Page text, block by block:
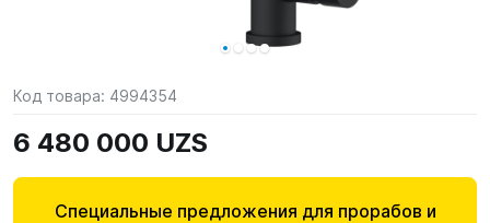
Код товара: 4994354
6 480 000 UZS
Специальные предложения для прорабов и